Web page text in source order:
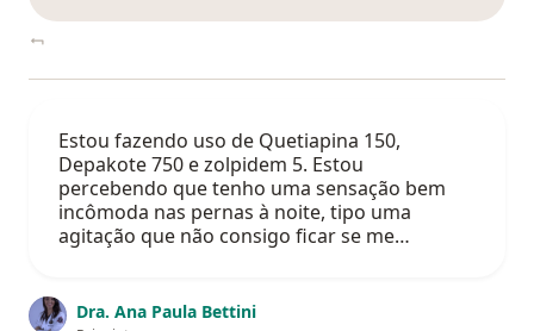
Estou fazendo uso de Quetiapina 150,
Depakote 750 e zolpidem 5. Estou
percebendo que tenho uma sensação bem
incômoda nas pernas à noite, tipo uma
agitação que não consigo ficar se me…
Dra. Ana Paula Bettini